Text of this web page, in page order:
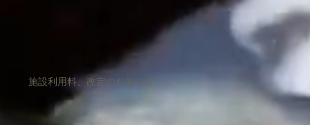
施設利用料、改定のお知らせ